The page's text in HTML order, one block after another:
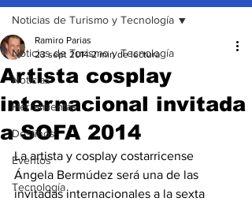
Noticias de Turismo y Tecnología
Noticias
Herramientas
Destinos
Eventos
Tecnología
Noticias de Turismo y Tecnología
Artista cosplay
internacional invitada
a SOFA 2014
Ramiro Parias
23 sept 2014 2 min de lectura
La artista y cosplay costarricense
Ángela Bermúdez será una de las
invitadas internacionales a la sexta